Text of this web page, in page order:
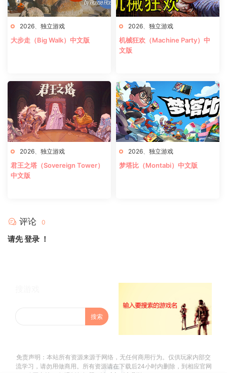
2026 独立游戏
大步走（Big Walk）中文版
2026 独立游戏
机械狂欢（Machine Party）中
文版
2026 独立游戏
君王之塔（Sovereign Tower）
中文版
2026 独立游戏
梦塔比（Montabi）中文版
评论 0
请先登录 ！
免责声明：本站所有资源来源于网络，无任何商用行为。仅供玩家内部交
流学习，请勿用做商用。所有资源请在下载后24小时内删除，到相应官网